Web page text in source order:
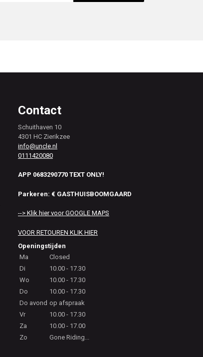
Contact
Schuithaven 10
4301 HC Zierikzee
info@uncle.nl
0111420080
APP 0683290770 TEXT ONLY!
Parkeren: € GASTHUISBOOMGAARD
--> Klik hier voor GOOGLE MAPS
VOOR RETOUREN KLIK HIER
Openingstijden
Ma
Closed
Di
10.00 - 17.30
Wo
10.00 - 17.30
Do
10.00 - 17.30
Do avond op afspraak
Vr
10.00 - 17.30
Za
10.00 - 17.00
Zo
Gone Riding...